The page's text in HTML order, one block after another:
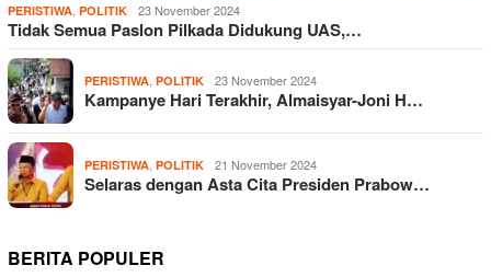
PERISTIWA, POLITIK 23 November 2024
Tidak Semua Paslon Pilkada Didukung UAS,…
PERISTIWA, POLITIK 23 November 2024
Kampanye Hari Terakhir, Almaisyar-Joni H…
PERISTIWA, POLITIK 21 November 2024
Selaras dengan Asta Cita Presiden Prabow…
BERITA POPULER